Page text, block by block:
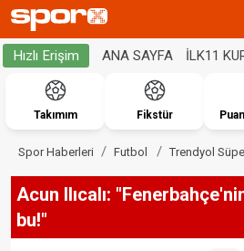
Hızlı Erişim ANA SAYFA İLK11
Takımım Fikstür
Spor Haberleri Futbol Trendyol
Acun Ilıcalı:
bu!"